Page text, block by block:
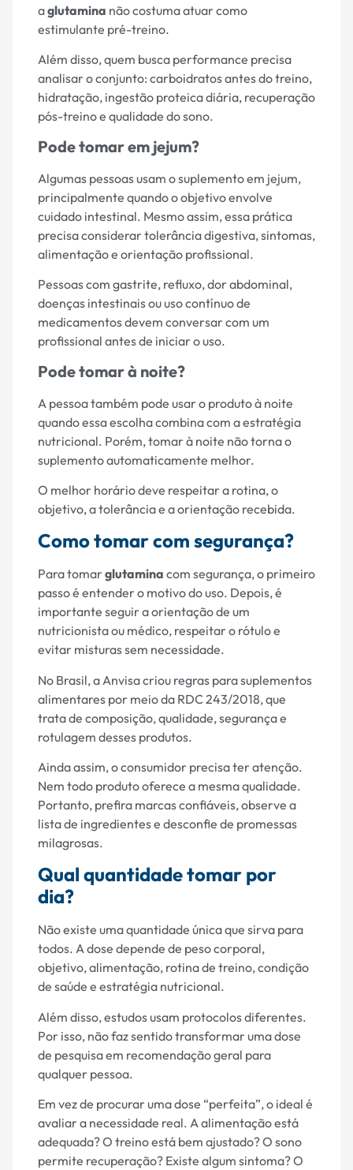
aglutamina não costuma atuar como
estimulante pré-treino.
Além disso, quem busca performance precisa
analisar o conjunto: carboidratos antes do treino,
hidratação, ingestão proteica diária, recuperação
pós-treino e qualidade do sono.
Pode tomar em jejum?
Algumas pessoas usam o suplemento em jejum,
principalmente quando o objetivo envolve
cuidado intestinal. Mesmo assim, essa prática
precisa considerar tolerância digestiva, sintomas,
alimentação e orientação profissional.
Pessoas com gastrite, refluxo, dor abdominal,
doenças intestinais ou uso contínuo de
medicamentos devem conversar com um
profissional antes de iniciar o uso.
Pode tomar à noite?
A pessoa também pode usar o produto à noite
quando essa escolha combina com a estratégia
nutricional. Porém, tomar à noite não torna o
suplemento automaticamente melhor.
O melhor horário deve respeitar a rotina, o
objetivo, a tolerância e a orientação recebida.
Como tomar com segurança?
Para tomarglutamina com segurança, o primeiro
passo é entender o motivo do uso. Depois, é
importante seguir a orientação de um
nutricionista ou médico, respeitar o rótulo e
evitar misturas sem necessidade.
No Brasil, a Anvisa criou regras para suplementos
alimentares por meio da RDC 243/2018, que
trata de composição, qualidade, segurança e
rotulagem desses produtos.
Ainda assim, o consumidor precisa ter atenção.
Nem todo produto oferece a mesma qualidade.
Portanto, prefira marcas confiáveis, observe a
lista de ingredientes e desconfie de promessas
milagrosas.
Qual quantidade tomar por
dia?
Não existe uma quantidade única que sirva para
todos. A dose depende de peso corporal,
objetivo, alimentação, rotina de treino, condição
de saúde e estratégia nutricional.
Além disso, estudos usam protocolos diferentes.
Por isso, não faz sentido transformar uma dose
de pesquisa em recomendação geral para
qualquer pessoa.
Em vez de procurar uma dose “perfeita”, o ideal é
avaliar a necessidade real. A alimentação está
adequada? O treino está bem ajustado? O sono
permite recuperação? Existe algum sintoma? O